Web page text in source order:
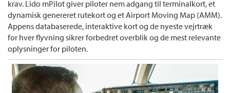
krav. Lido mPilot giver piloter nem adgang til terminalkort, et
dynamisk genereret rutekort og et Airport Moving Map (AMM).
Appens databaserede, interaktive kort og de nyeste vejrtræk
for hver flyvning sikrer forbedret overblik og de mest relevante
oplysninger for piloten.